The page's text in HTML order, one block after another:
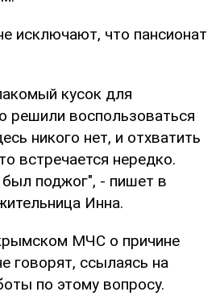
исключают, что пансионат
кусок для
решили воспользоваться
никого нет, и отхватить
встречается нередко.
был поджог", - пишет в
Инна.
МЧС о причине
говорят, ссылаясь на
по этому вопросу.